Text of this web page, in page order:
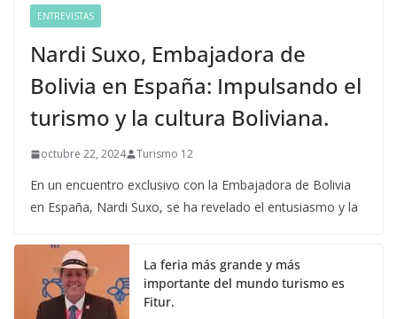
ENTREVISTAS
Nardi Suxo, Embajadora de
Bolivia en España: Impulsando el
turismo y la cultura Boliviana.
octubre 22, 2024 Turismo 12
En un encuentro exclusivo con la Embajadora de Bolivia
en España, Nardi Suxo, se ha revelado el entusiasmo y la
La feria más grande y más
importante del mundo turismo es
Fitur.